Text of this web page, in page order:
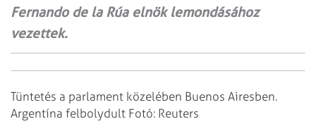
Fernando de la Rúa elnök lemondásához
vezettek.
Tüntetés a parlament közelében Buenos Airesben.
Argentína felbolydult Fotó: Reuters